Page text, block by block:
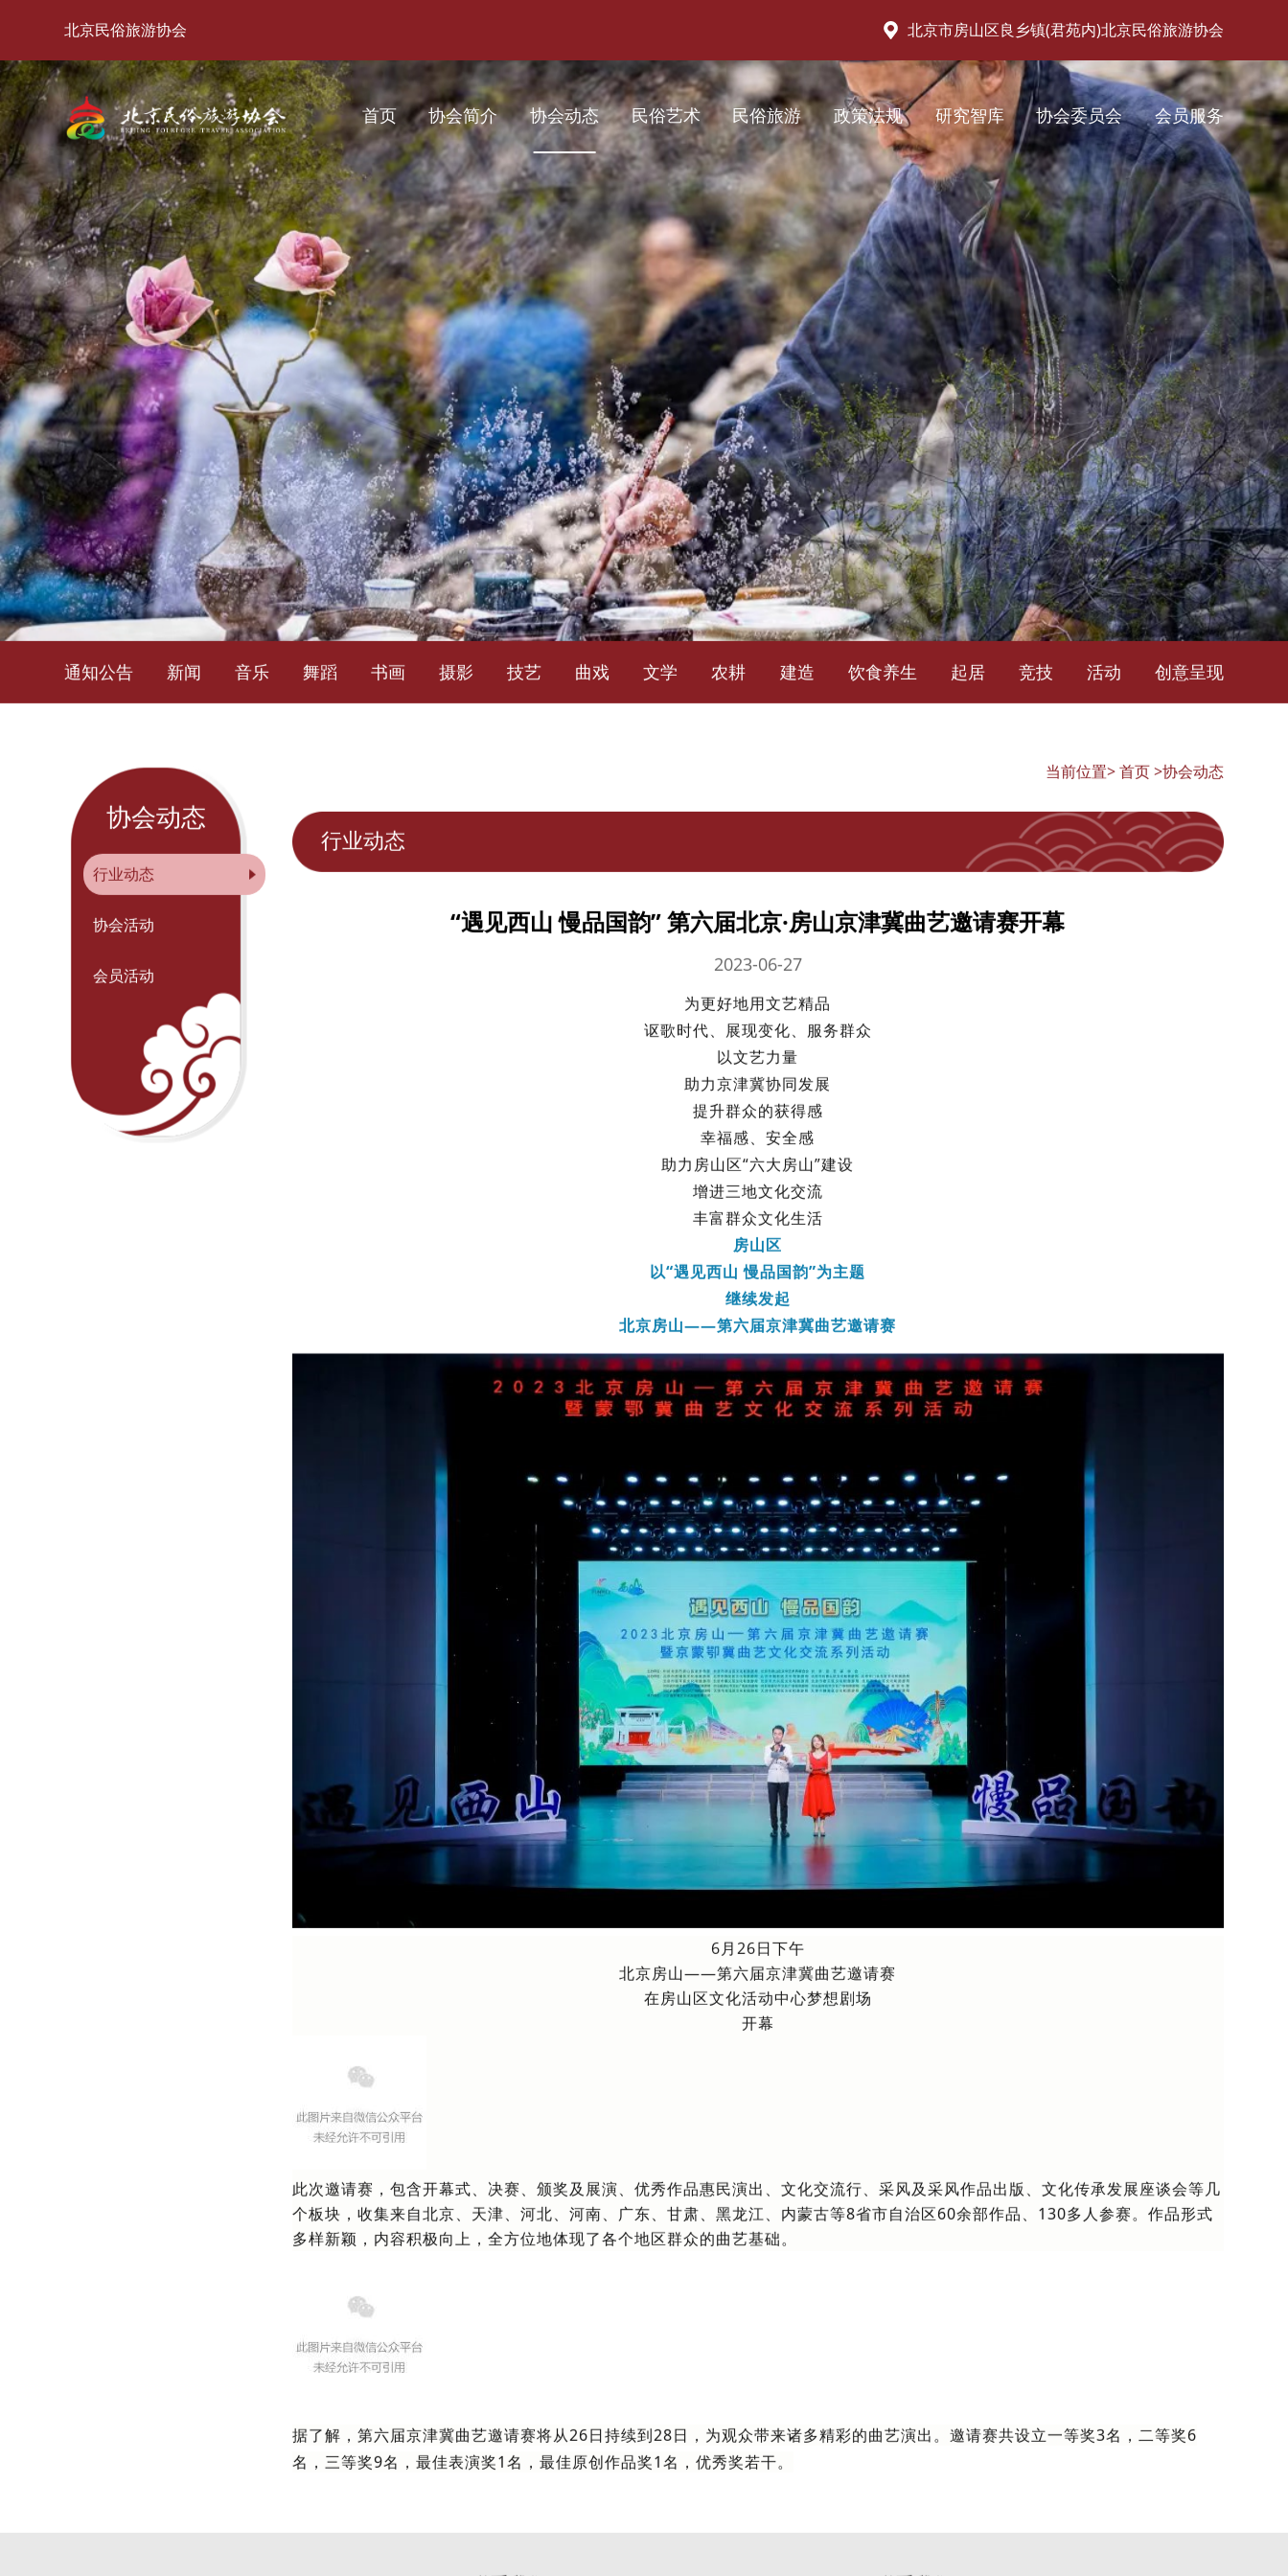
北京民俗旅游协会 北京市房山区良乡镇(君苑内)北京民俗旅游协会
首页 协会简介 协会动态 民俗艺术 民俗旅游 政策法规 研究智库 协会委员会 会员服务
通知公告 新闻 音乐 舞蹈 书画 摄影 技艺 曲戏 文学 农耕 建造 饮食养生 起居 竞技 活动 创意呈现
行业动态
行业动态
2023-06-27
为更好地用文艺精品
讴歌时代、展现变化、服务群众
以文艺力量
助力京津冀协同发展
提升群众的获得感
幸福感、安全感
助力房山区“六大房山”建设
增进三地文化交流
丰富群众文化生活
房山区
以“遇见西山 慢品国韵”为主题
继续发起
北京房山——第六届京津冀曲艺邀请赛
6月26日下午
北京房山——第六届京津冀曲艺邀请赛
在房山区文化活动中心梦想剧场
此次邀请赛，包含开幕式、决赛、颁奖及展演、优秀作品惠民演出、文化交流行、采风及采风作品出版、文化传承发展座谈会等几
个板块，收集来自北京、天津、河北、河南、广东、甘肃、黑龙江、内蒙古等8省市自治区60余部作品、130多人参赛。作品形式
据了解，第六届京津冀曲艺邀请赛将从26日持续到28日，为观众带来诸多精彩的曲艺演出。邀请赛共设立一等奖3名，二等奖6